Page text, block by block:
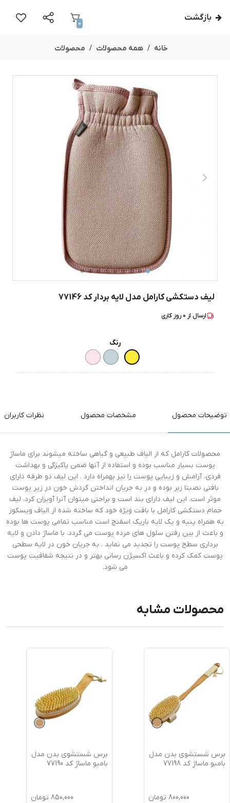
بازگشت
0
خانه همه محصولات محصولات
لیف دستکشی کارامل مدل لایه بردار کد 77146
ارسال از 0روز کاری
رنگ
توضیحات محصول مشخصات محصول نظرات کاربران
محصولات کارامل که از الیاف طبیعی و گیاهی ساخته میشوند برای ماساژ
پوست بسیار مناسب بوده و استفاده از آنها ضمن پاکیزگی و بهداشت
فردی، آرامش و زیبایی پوست را نیز بهمراه دارد . این لیف دو طرفه دارای
بافتی نصبتا زبر بوده و در به جریان انداختن گردش خون در زیر پوست
موثر است. این لیف دارای بند است و براحتی میتوان آنرا آویزان کرد. لیف
حمام دستکشی کارامل با بافت ویژه خود که ساخته شده از الیاف ویسکوز
به همراه پنبه و یک لایه باریک اسفنج است مناسب تمامی پوست ها بوده
و باعث از بین رفتن سلول های مرده پوست می گردد. با ماساژ دادن و لایه
برداری سطح پوست را تجدید می نماید . به جریان خون در لایه سطحی
پوست کمک کرده و باعث اکسیژن رسانی بهتر و در نتیجه شفافیت پوست
می شود.
محصولات مشابه
برس شستشوی بدن مدل
بامبو ماساژ کد 77198
800,000 تومان
برس شستشوی بدن مدل
بامبو ماساژ کد 77190
850,000 تومان